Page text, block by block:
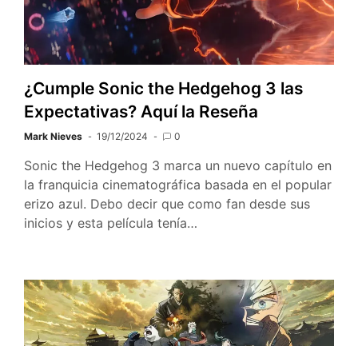
¿Cumple Sonic the Hedgehog 3 las
Expectativas? Aquí la Reseña
Mark Nieves 19/12/2024 0
Sonic the Hedgehog 3 marca un nuevo capítulo en
la franquicia cinematográfica basada en el popular
erizo azul. Debo decir que como fan desde sus
inicios y esta película tenía…